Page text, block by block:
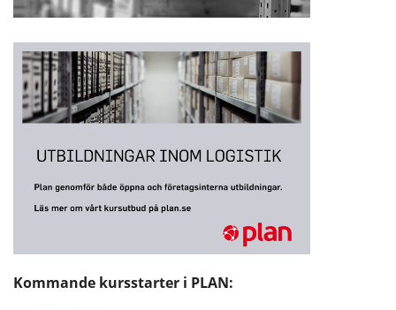
Kommande kursstarter i PLAN: